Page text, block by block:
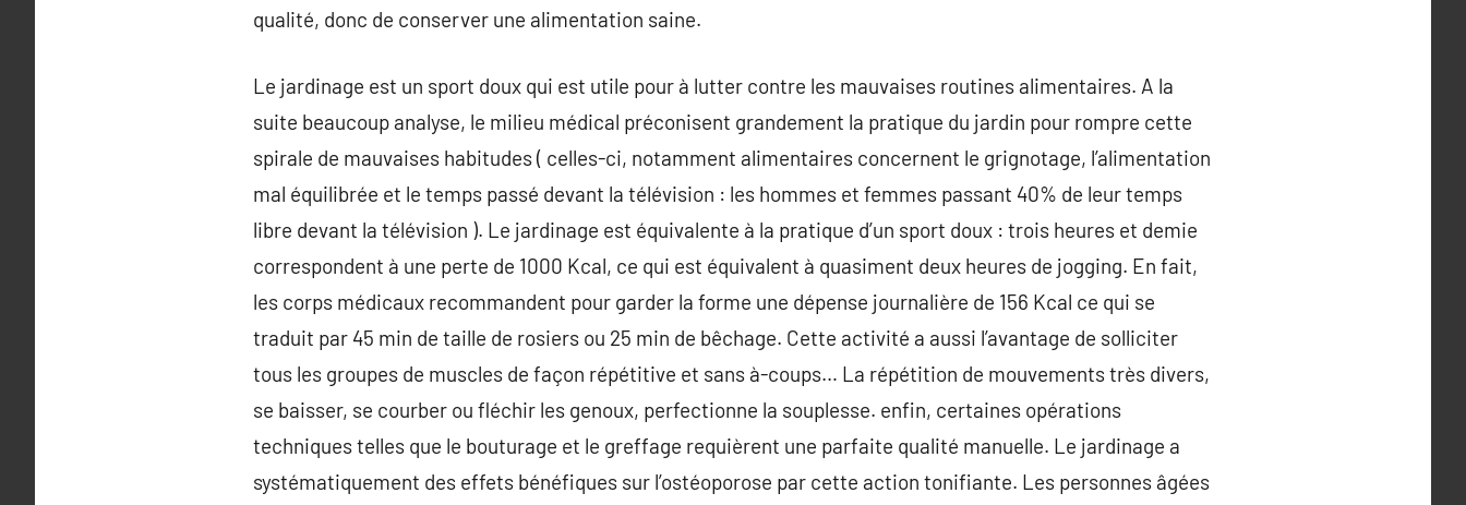
qualité, donc de conserver une alimentation saine.
Le jardinage est un sport doux qui est utile pour à lutter contre les mauvaises routines alimentaires. A la
suite beaucoup analyse, le milieu médical préconisent grandement la pratique du jardin pour rompre cette
spirale de mauvaises habitudes ( celles-ci, notamment alimentaires concernent le grignotage, l’alimentation
mal équilibrée et le temps passé devant la télévision : les hommes et femmes passant 40% de leur temps
libre devant la télévision ). Le jardinage est équivalente à la pratique d’un sport doux : trois heures et demie
correspondent à une perte de 1000 Kcal, ce qui est équivalent à quasiment deux heures de jogging. En fait,
les corps médicaux recommandent pour garder la forme une dépense journalière de 156 Kcal ce qui se
traduit par 45 min de taille de rosiers ou 25 min de bêchage. Cette activité a aussi l’avantage de solliciter
tous les groupes de muscles de façon répétitive et sans à-coups… La répétition de mouvements très divers,
se baisser, se courber ou fléchir les genoux, perfectionne la souplesse. enfin, certaines opérations
techniques telles que le bouturage et le greffage requièrent une parfaite qualité manuelle. Le jardinage a
systématiquement des effets bénéfiques sur l’ostéoporose par cette action tonifiante. Les personnes âgées